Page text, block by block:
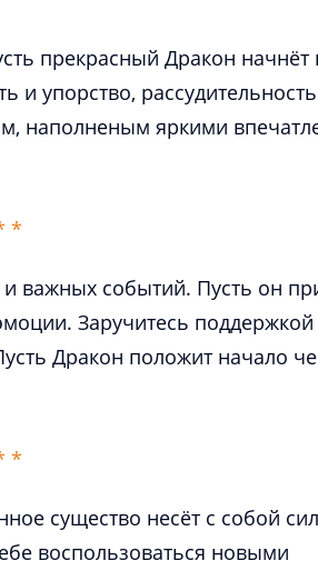
прекрасный Дракон начнёт
и упорство,
наполненым яркими
важных событий. Пусть он
Заручитесь поддержкой
Дракон положит начало
существо несёт с собой
воспользоваться новыми